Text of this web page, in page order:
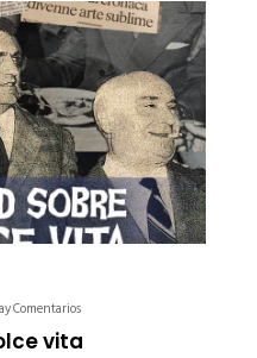
Comentarios
vita